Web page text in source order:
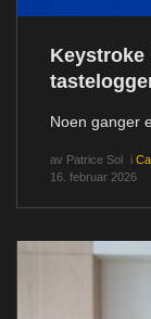
Keystroke
Noen ganger
av Patrice Sol i
16. februar 2026